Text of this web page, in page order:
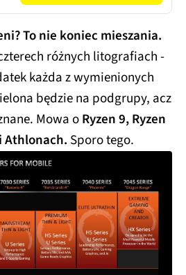
To nie koniec mieszania.
różnych litografiach -
każda z wymienionych
będzie na podgrupy, acz
Mowa oRyzen 9, Ryzen
Athlonach. Sporo tego.